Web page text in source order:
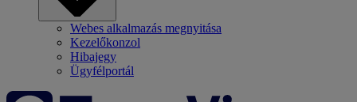
Webes alkalmazás megnyitása
Kezelőkonzol
Hibajegy
Ügyfélportál